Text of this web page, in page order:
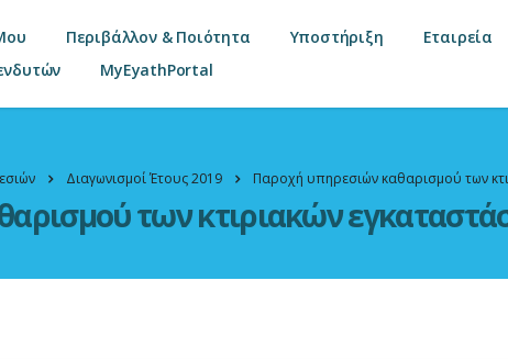
Περιβάλλον & Ποιότητα Υποστήριξη
Εταιρεία
MyEyathPortal
Διαγωνισμοί Έτους 2019 Παροχή υπηρεσιών καθαρισμού των
των κτιριακών